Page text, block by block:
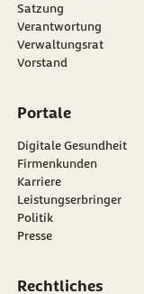
Satzung
Verantwortung
Verwaltungsrat
Vorstand
Portale
Digitale Gesundheit
Firmenkunden
Karriere
Leistungserbringer
Politik
Presse
Rechtliches